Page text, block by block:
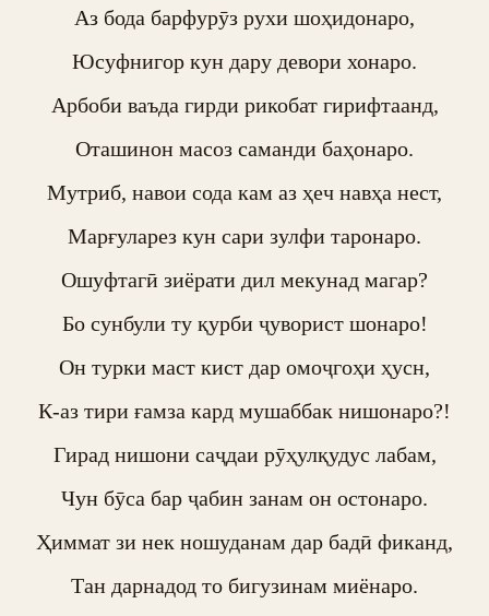
Аз бода барфурӯз рухи шоҳидонаро,
Юсуфнигор кун дару девори хонаро.
Арбоби ваъда гирди рикобат гирифтаанд,
Оташинон масоз саманди баҳонаро.
Мутриб, навои сода кам аз ҳеч навҳа нест,
Марғуларез кун сари зулфи таронаро.
Ошуфтагӣ зиёрати дил мекунад магар?
Бо сунбули ту қурби ҷуворист шонаро!
Он турки маст кист дар омоҷгоҳи ҳусн,
К-аз тири ғамза кард мушаббак нишонаро?!
Гирад нишони саҷдаи рӯҳулқудус лабам,
Чун бӯса бар ҷабин занам он остонаро.
Ҳиммат зи нек ношуданам дар бадӣ фиканд,
Тан дарнадод то бигузинам миёнаро.